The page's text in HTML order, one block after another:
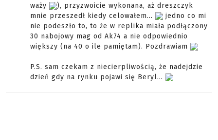
waży
), przyzwoicie wykonana, aż dreszczyk
mnie przeszedł kiedy celowałem...
jedno co mi
nie podeszło to, to że w replika miała podłączony
30 nabojowy mag od Ak74 a nie odpowiednio
większy (na 40 o ile pamiętam). Pozdrawiam
P.S. sam czekam z niecierpliwością, że nadejdzie
dzień gdy na rynku pojawi się Beryl...